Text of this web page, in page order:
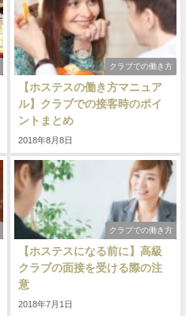
クラブでの働き方
【ホステスの働き方マニュア
ル】クラブでの接客時のポイ
ントまとめ
2018年8月8日
クラブでの働き方
【ホステスになる前に】高級
クラブの面接を受ける際の注
意
2018年7月1日